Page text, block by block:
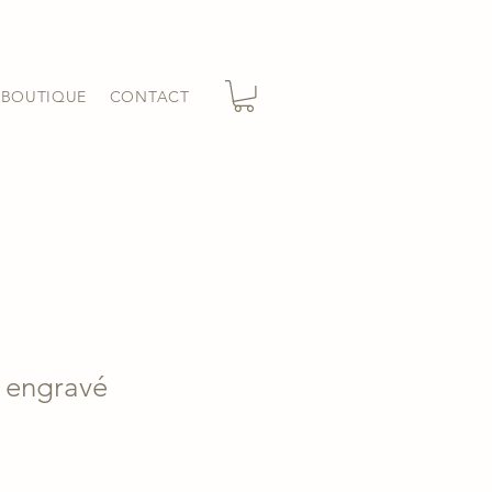
BOUTIQUE CONTACT